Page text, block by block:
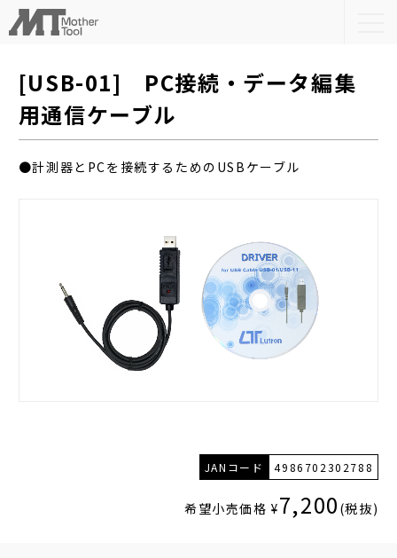
[USB-01] PC接続・データ編集
用通信ケーブル
●計測器とPCを接続するためのUSBケーブル
JANコード 4986702302788
希望小売価格 ¥7,200 (税抜)